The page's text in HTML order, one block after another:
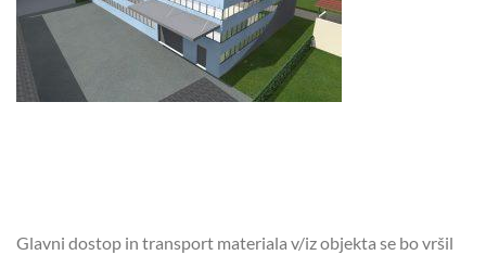
Glavni dostop in transport materiala v/iz objekta se bo vršil